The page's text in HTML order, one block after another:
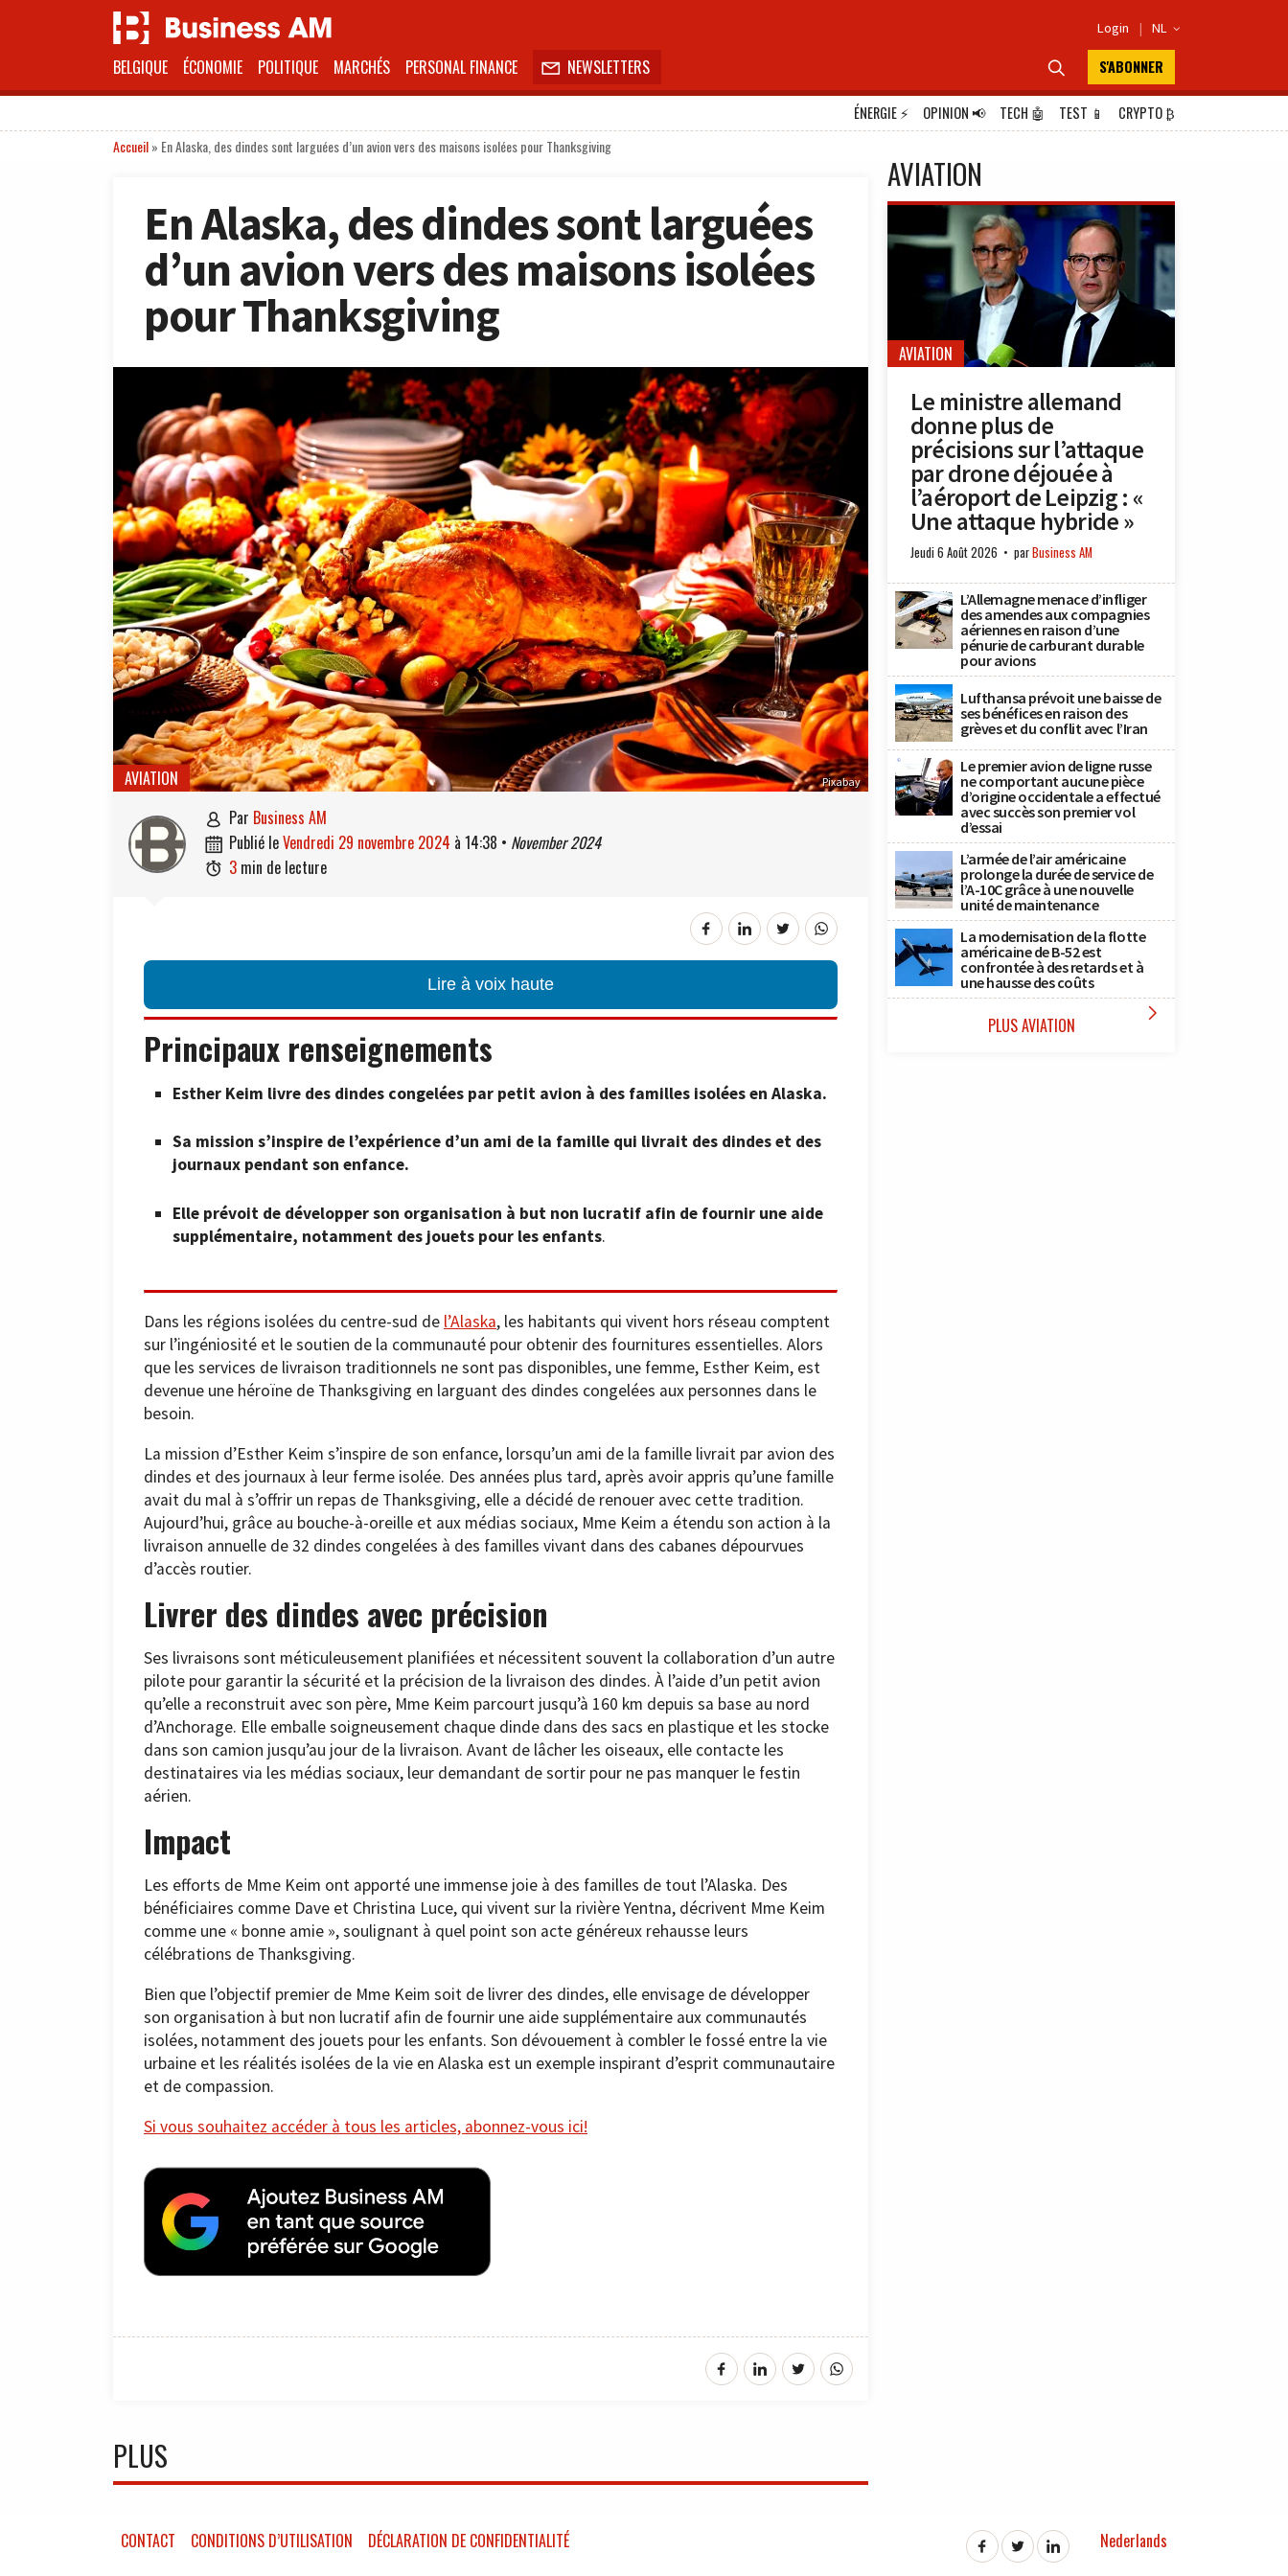
Login | NL 
BELGIQUE ÉCONOMIE POLITIQUE MARCHÉS PERSONAL FINANCE  NEWSLETTERS  S'ABONNER
ÉNERGIE⚡ OPINION📢 TECH 🤖 TEST 📱 CRYPTO₿
Accueil» En Alaska, des dindes sont larguées d’un avion vers des maisons isolées pour Thanksgiving
En Alaska, des dindes sont larguées
d’un avion vers des maisons isolées
pour Thanksgiving
Pixabay
AVIATION
 par Business AM
 publié le vendredi 29 novembre 2024 à 14:38 • November 2024
 3 min de lecture
Lire à voix haute
Principaux renseignements
Esther Keim livre des dindes congelées par petit avion à des familles isolées en Alaska.
Sa mission s’inspire de l’expérience d’un ami de la famille qui livrait des dindes et des
journaux pendant son enfance.
Elle prévoit de développer son organisation à but non lucratif afin de fournir une aide
supplémentaire, notamment des jouets pour les enfants.
Dans les régions isolées du centre-sud de l’Alaska, les habitants qui vivent hors réseau comptent
sur l’ingéniosité et le soutien de la communauté pour obtenir des fournitures essentielles. Alors
que les services de livraison traditionnels ne sont pas disponibles, une femme, Esther Keim, est
devenue une héroïne de Thanksgiving en larguant des dindes congelées aux personnes dans le
besoin.
La mission d’Esther Keim s’inspire de son enfance, lorsqu’un ami de la famille livrait par avion des
dindes et des journaux à leur ferme isolée. Des années plus tard, après avoir appris qu’une famille
avait du mal à s’offrir un repas de Thanksgiving, elle a décidé de renouer avec cette tradition.
Aujourd’hui, grâce au bouche-à-oreille et aux médias sociaux, Mme Keim a étendu son action à la
livraison annuelle de 32 dindes congelées à des familles vivant dans des cabanes dépourvues
d’accès routier.
Livrer des dindes avec précision
Ses livraisons sont méticuleusement planifiées et nécessitent souvent la collaboration d’un autre
pilote pour garantir la sécurité et la précision de la livraison des dindes. À l’aide d’un petit avion
qu’elle a reconstruit avec son père, Mme Keim parcourt jusqu’à 160 km depuis sa base au nord
d’Anchorage. Elle emballe soigneusement chaque dinde dans des sacs en plastique et les stocke
dans son camion jusqu’au jour de la livraison. Avant de lâcher les oiseaux, elle contacte les
destinataires via les médias sociaux, leur demandant de sortir pour ne pas manquer le festin
aérien.
Impact
Les efforts de Mme Keim ont apporté une immense joie à des familles de tout l’Alaska. Des
bénéficiaires comme Dave et Christina Luce, qui vivent sur la rivière Yentna, décrivent Mme Keim
comme une « bonne amie », soulignant à quel point son acte généreux rehausse leurs
célébrations de Thanksgiving.
Bien que l’objectif premier de Mme Keim soit de livrer des dindes, elle envisage de développer
son organisation à but non lucratif afin de fournir une aide supplémentaire aux communautés
isolées, notamment des jouets pour les enfants. Son dévouement à combler le fossé entre la vie
urbaine et les réalités isolées de la vie en Alaska est un exemple inspirant d’esprit communautaire
et de compassion.
Si vous souhaitez accéder à tous les articles, abonnez-vous ici!
PLUS
AVIATION
AVIATION
Le ministre allemand
donne plus de
précisions sur l’attaque
par drone déjouée à
l’aéroport de Leipzig : «
Une attaque hybride »
Jeudi 6 Août 2026 parBusiness AM
L’Allemagne menace d’infliger
des amendes aux compagnies
aériennes en raison d’une
pénurie de carburant durable
pour avions
Lufthansa prévoit une baisse de
ses bénéfices en raison des
grèves et du conflit avec l’Iran
Le premier avion de ligne russe
ne comportant aucune pièce
d’origine occidentale a effectué
avec succès son premier vol
d’essai
L’armée de l’air américaine
prolonge la durée de service de
l’A-10C grâce à une nouvelle
unité de maintenance
La modernisation de la flotte
américaine de B-52 est
confrontée à des retards et à
une hausse des coûts
PLUS AVIATION 
CONTACT CONDITIONS D’UTILISATION DÉCLARATION DE CONFIDENTIALITÉ Nederlands